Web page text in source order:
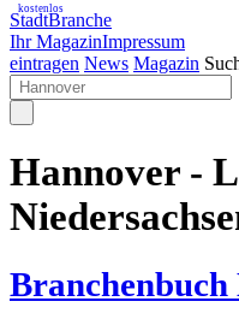
StadtBranche
Ihr MagazinImpressum
kostenlos
eintragen News Magazin
Hannover -
Branchenbuch